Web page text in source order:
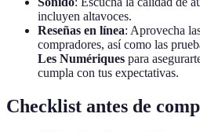
incluyen altavoces.
Reseñas en línea: Aprovecha
compradores, así como las
Les Numériques para
cumpla con tus expectativas.
Checklist antes de